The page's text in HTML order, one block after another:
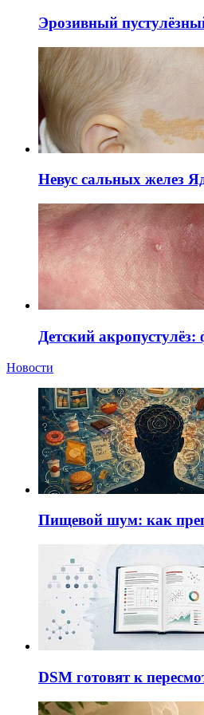
Эрозивный
Невус сальных желез
Детский
Новости
Пищевой шум: как
DSM готовят к